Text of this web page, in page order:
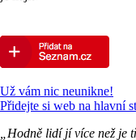
Už vám nic neunikne!
Přidejte si web na hlavní
„Hodně lidí jí více než je